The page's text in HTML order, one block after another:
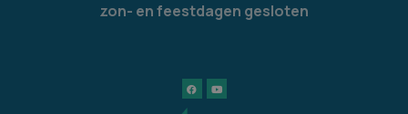
zon- en feestdagen gesloten